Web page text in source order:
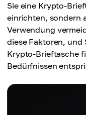
Sie eine Krypto-
einrichten, sondern
Verwendung
diese Faktoren, und
Krypto-Brieftasche
Bedürfnissen